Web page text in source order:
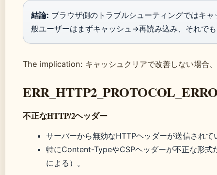
結論: ブラウザ側のトラブルシューティングではキ
般ユーザーはまずキャッシュ→再読み込み、それで
The implication: キャッシュクリアで改善しない場合
不正なHTTP/2ヘッダー
サーバーから無効なHTTPヘッダーが送信され
特にContent-TypeやCSPヘッダーが不正な形
による）。